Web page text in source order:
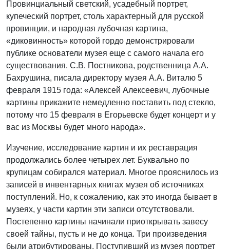
Провинциальный светский, усадебный портрет,
купеческий портрет, столь характерный для русской
провинции, и народная лубочная картина,
«диковинность» которой гордо демонстрировали
публике основатели музея еще с самого начала его
существования. С.В. Постникова, родственница А.А.
Бахрушина, писала директору музея А.А. Виталю 5
февраля 1915 года: «Алексей Алексеевич, лубочные
картины прикажите немедленно поставить под стекло,
потому что 15 февраля в Егорьевске будет концерт и у
вас из Москвы будет много народа».
Изучение, исследование картин и их реставрация
продолжались более четырех лет. Буквально по
крупицам собирался материал. Многое прояснилось из
записей в инвентарных книгах музея об источниках
поступлений. Но, к сожалению, как это иногда бывает в
музеях, у части картин эти записи отсутствовали.
Постепенно картины начинали приоткрывать завесу
своей тайны, пусть и не до конца. Три произведения
были атрибутированы. Поступивший из музея портрет